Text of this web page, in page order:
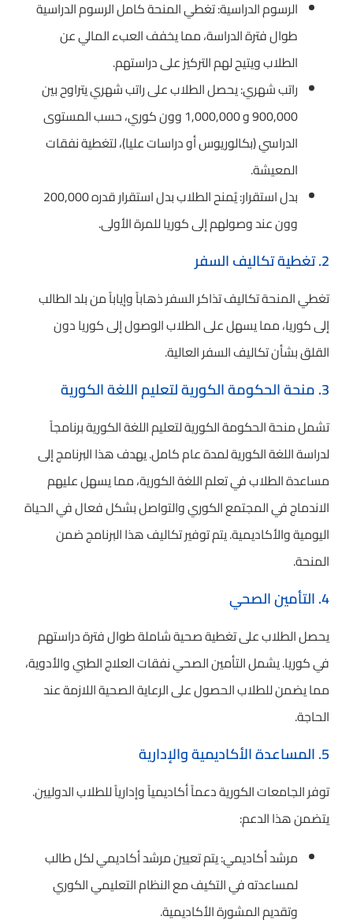
الرسوم الدراسية: تغطي المنحة كامل الرسوم الدراسية
طوال فترة الدراسة، مما يخفف العبء المالي عن
الطلاب ويتيح لهم التركيز على دراستهم.
راتب شهري: يحصل الطلاب على راتب شهري يتراوح بين
900,000 و 1,000,000 وون كوري، حسب المستوى
الدراسي (بكالوريوس أو دراسات عليا)، لتغطية نفقات
المعيشة.
بدل استقرار: يُمنح الطلاب بدل استقرار قدره 200,000
وون عند وصولهم إلى كوريا للمرة الأولى.
2. تغطية تكاليف السفر
تغطي المنحة تكاليف تذاكر السفر ذهاباً وإياباً من بلد الطالب
إلى كوريا، مما يسهل على الطلاب الوصول إلى كوريا دون
القلق بشأن تكاليف السفر العالية.
3. منحة الحكومة الكورية لتعليم اللغة الكورية
تشمل منحة الحكومة الكورية لتعليم اللغة الكورية برنامجاً
لدراسة اللغة الكورية لمدة عام كامل. يهدف هذا البرنامج إلى
مساعدة الطلاب في تعلم اللغة الكورية، مما يسهل عليهم
الاندماج في المجتمع الكوري والتواصل بشكل فعال في الحياة
اليومية والأكاديمية. يتم توفير تكاليف هذا البرنامج ضمن
المنحة.
4. التأمين الصحي
يحصل الطلاب على تغطية صحية شاملة طوال فترة دراستهم
في كوريا. يشمل التأمين الصحي نفقات العلاج الطبي والأدوية،
مما يضمن للطلاب الحصول على الرعاية الصحية اللازمة عند
الحاجة.
5. المساعدة الأكاديمية والإدارية
توفر الجامعات الكورية دعماً أكاديمياً وإدارياً للطلاب الدوليين.
يتضمن هذا الدعم:
مرشد أكاديمي: يتم تعيين مرشد أكاديمي لكل طالب
لمساعدته في التكيف مع النظام التعليمي الكوري
وتقديم المشورة الأكاديمية.